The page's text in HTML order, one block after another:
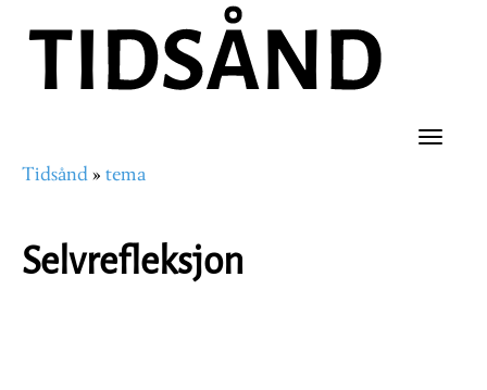
hovedinnhold
Toggle
Navigasjonssti
Tidsånd tema
Selvrefleksjon